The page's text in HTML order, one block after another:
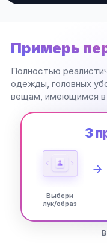
Примерь
Полностью
одежды, головных
вещам, имеющимся в
3
Выбери
лук/образ